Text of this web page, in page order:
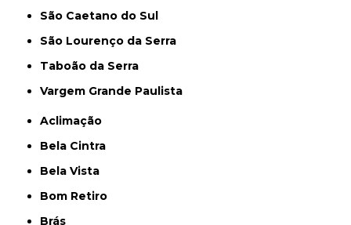
São Caetano do Sul
São Lourenço da Serra
Taboão da Serra
Vargem Grande Paulista
Aclimação
Bela Cintra
Bela Vista
Bom Retiro
Brás